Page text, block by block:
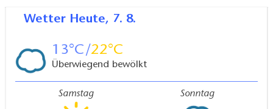
Wetter Heute, 7. 8.
13 22
Überwiegend bewölkt
Samstag Sonntag